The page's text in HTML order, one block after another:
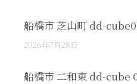
船橋市 芝山町 dd-
2026年7月28日
船橋市 二和東 dd-cube